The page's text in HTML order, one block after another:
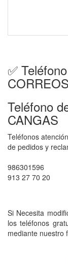
✅
Teléfono
CANGAS
Teléfonos
de pedidos y
986301596
913 27 70 20
Si Necesita
los teléfonos
mediante nuestro